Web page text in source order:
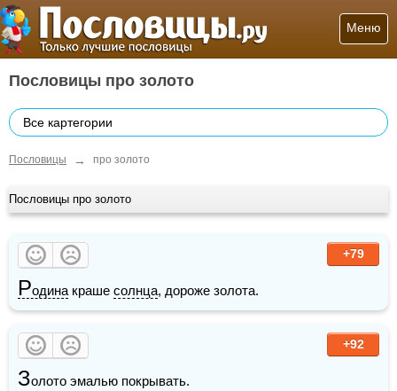
Меню
Пословицы про золото
Все картегории
Пословицы → про золото
Пословицы про золото
+79
Родина краше солнца, дороже золота.
+92
Золото эмалью покрывать.